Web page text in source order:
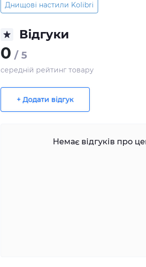
Днищові настили Kolibri
Відгуки
0 / 5
середній рейтинг товару
+ Додати відгук
Немає відгуків про